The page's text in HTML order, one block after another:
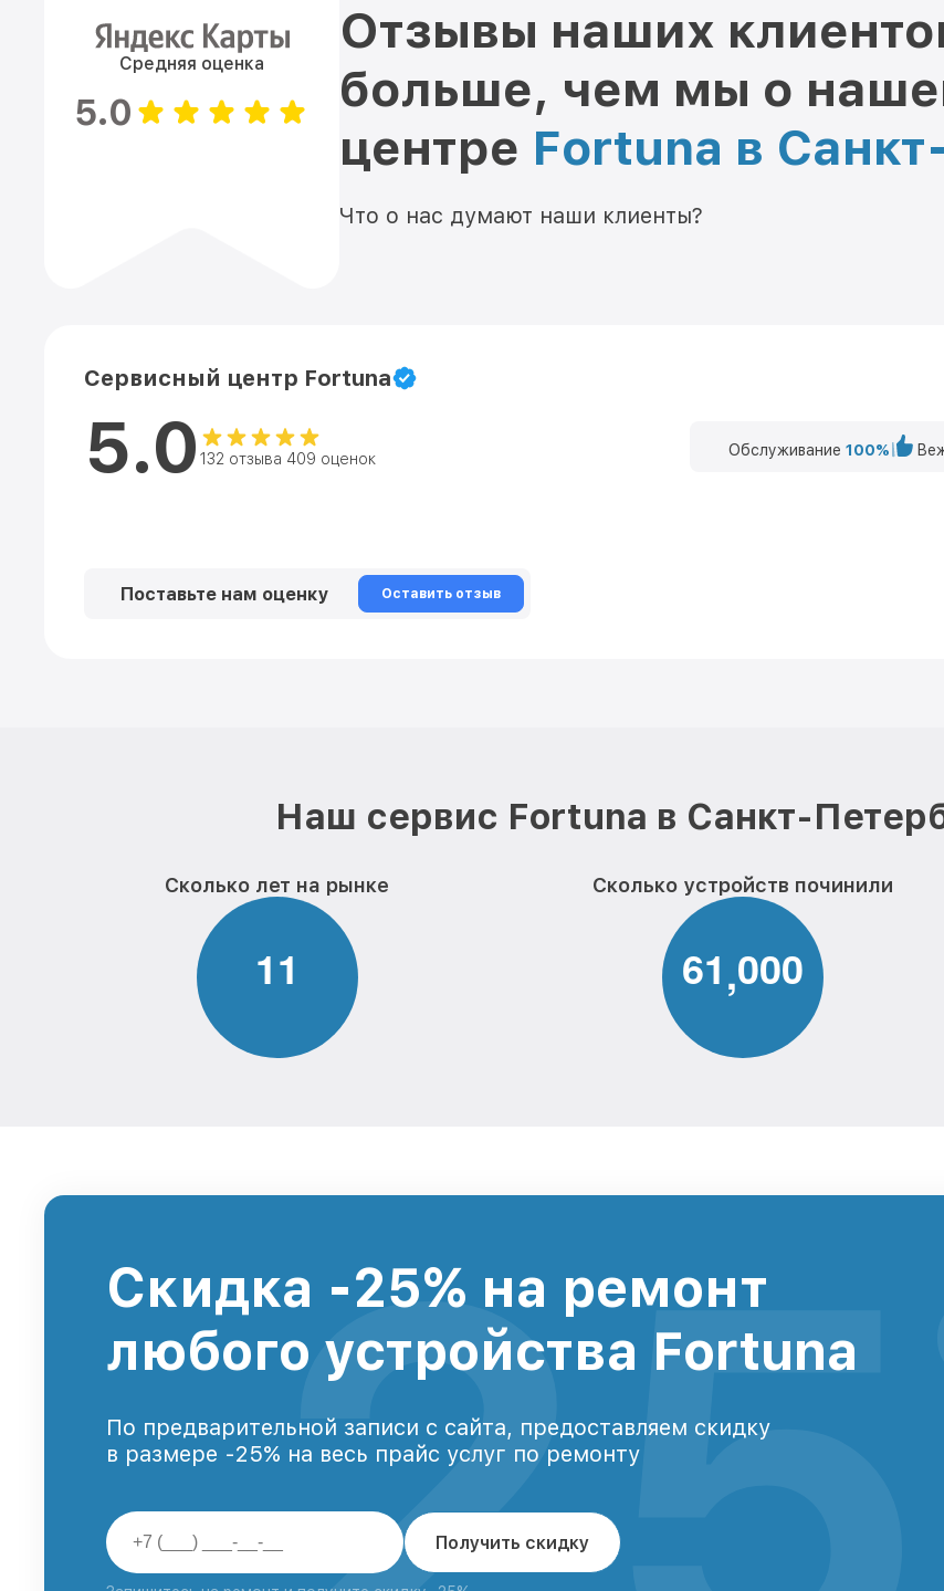
Средняя оценка
5.0
Отзывы наших
больше, чем мы о
центре Fortuna в
Что о нас думают наши клиенты?
Сервисный центр Fortuna
5.0 132 отзыва 409 оценок Обслуживание 100%
Поставьте нам оценку Оставить отзыв
Наш сервис Fortuna в Санкт-
Сколько лет на рынке
11
Сколько устройств починили
61,000
Скидка -25% на ремонт
любого устройства Fortuna
По предварительной записи с сайта, предоставляем скидку
в размере -25% на весь прайс услуг по ремонту
Получить скидку